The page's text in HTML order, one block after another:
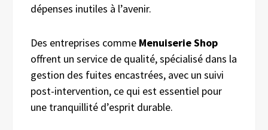
dépenses inutiles à l’avenir.
Des entreprises comme Menuiserie Shop
offrent un service de qualité, spécialisé dans la
gestion des fuites encastrées, avec un suivi
post-intervention, ce qui est essentiel pour
une tranquillité d’esprit durable.